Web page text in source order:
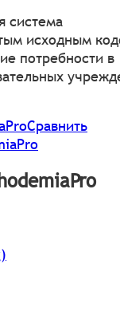
система
исходным
потребности в
Сравнить